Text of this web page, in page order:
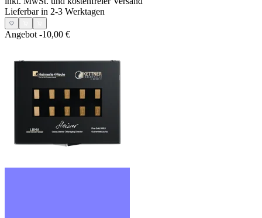
Lieferbar in 2-3 Werktagen
Angebot -10,00 €